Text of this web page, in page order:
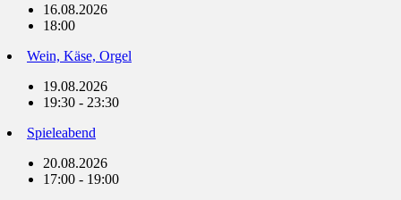
16.08.2026
18:00
Wein, Käse, Orgel
19.08.2026
19:30 - 23:30
Spieleabend
20.08.2026
17:00 - 19:00